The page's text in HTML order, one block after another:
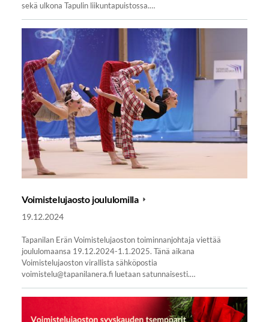
sekä ulkona Tapulin liikuntapuistossa.…
Voimistelujaosto joululomilla
19.12.2024
Tapanilan Erän Voimistelujaoston toiminnanjohtaja viettää
joululomaansa 19.12.2024-1.1.2025. Tänä aikana
Voimistelujaoston virallista sähköpostia
voimistelu@tapanilanera.fi luetaan satunnaisesti.…